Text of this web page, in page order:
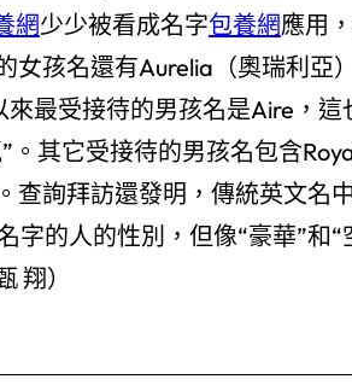
網少少被看成名字包養網應用
女孩名還有Aurelia（奧瑞利亞
最受接待的男孩名是Aire，這
其它受接待的男孩名包含
查詢拜訪還發明，傳統英文名
的人的性別，但像“豪華”和“
翔）